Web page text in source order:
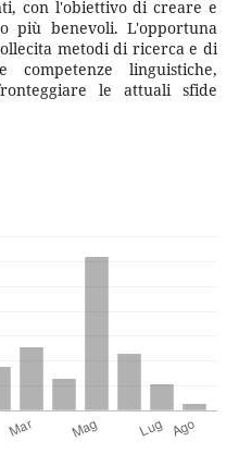
con l'obiettivo di creare e
più benevoli. L'opportuna
metodi di ricerca e di
linguistiche,
le attuali sfide